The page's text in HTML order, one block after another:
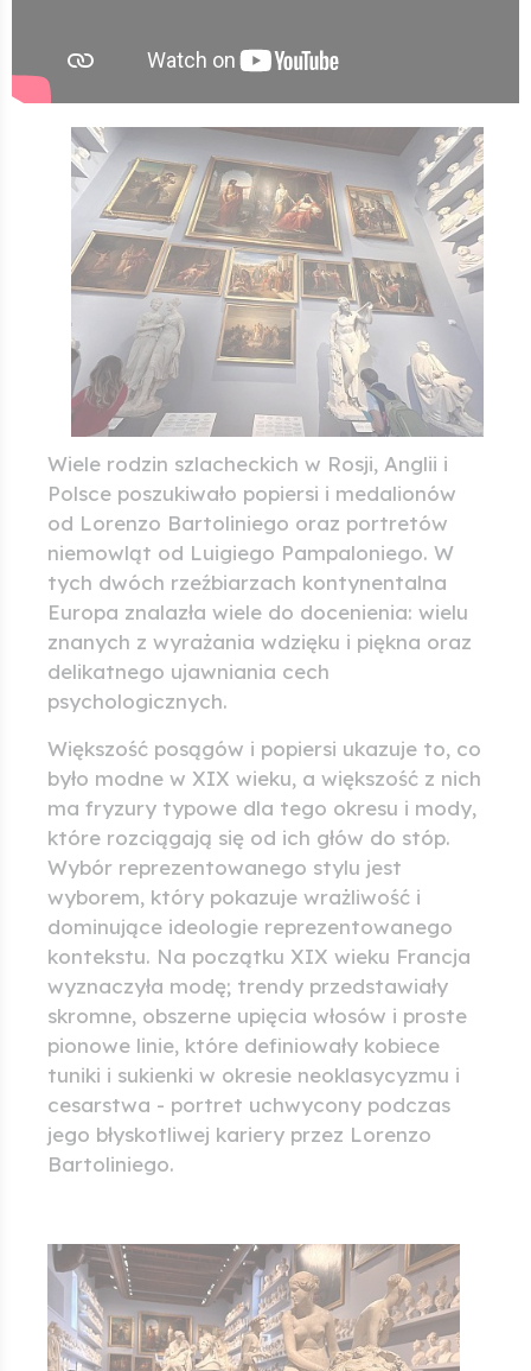
Wiele rodzin szlacheckich w Rosji, Anglii i
Polsce poszukiwało popiersi i medalionów
od Lorenzo Bartoliniego oraz portretów
niemowląt od Luigiego Pampaloniego. W
tych dwóch rzeźbiarzach kontynentalna
Europa znalazła wiele do docenienia: wielu
znanych z wyrażania wdzięku i piękna oraz
delikatnego ujawniania cech
psychologicznych.
Większość posągów i popiersi ukazuje to, co
było modne w XIX wieku, a większość z nich
ma fryzury typowe dla tego okresu i mody,
które rozciągają się od ich głów do stóp.
Wybór reprezentowanego stylu jest
wyborem, który pokazuje wrażliwość i
dominujące ideologie reprezentowanego
kontekstu. Na początku XIX wieku Francja
wyznaczyła modę; trendy przedstawiały
skromne, obszerne upięcia włosów i proste
pionowe linie, które definiowały kobiece
tuniki i sukienki w okresie neoklasycyzmu i
cesarstwa - portret uchwycony podczas
jego błyskotliwej kariery przez Lorenzo
Bartoliniego.